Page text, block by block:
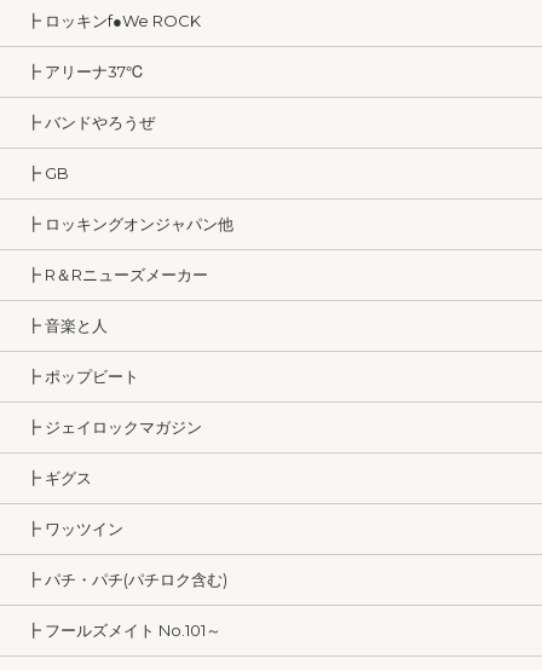
┣ ロッキンf●We ROCK
┣ アリーナ37℃
┣ バンドやろうぜ
┣ GB
┣ ロッキングオンジャパン他
┣ R＆Rニューズメーカー
┣ 音楽と人
┣ ポップビート
┣ ジェイロックマガジン
┣ ギグス
┣ ワッツイン
┣ パチ・パチ(パチロク含む)
┣ フールズメイト No.101～